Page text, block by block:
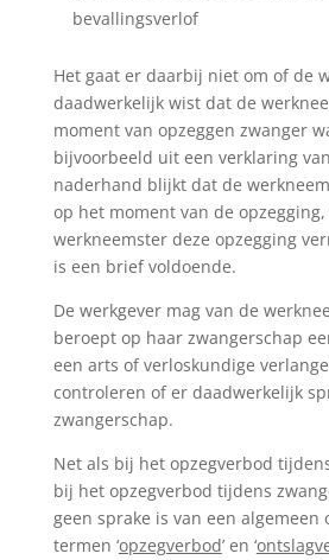
bevallingsverlof
Het gaat er daarbij niet om of de
daadwerkelijk wist dat de
moment van opzeggen zwanger
bijvoorbeeld uit een verklaring
naderhand blijkt dat de
op het moment van de
werkneemster deze opzegging
is een brief voldoende.
De werkgever mag van de
beroept op haar zwangerschap
een arts of verloskundige
controleren of er daadwerkelijk
zwangerschap.
Net als bij het opzegverbod
bij het opzegverbod tijdens
geen sprake is van een algemeen
termen ‘opzegverbod’ en ‘